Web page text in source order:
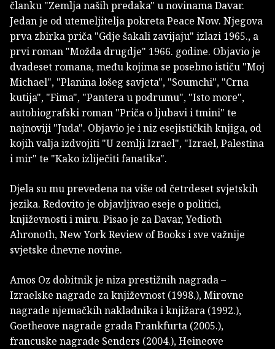
članku "Zemlja naših predaka" u novinama Davar.
Jedan je od utemeljitelja pokreta Peace Now. Njegova
prva zbirka priča "Gdje šakali zavijaju" izlazi 1965., a
prvi roman "Možda drugdje" 1966. godine. Objavio je
dvadeset romana, među kojima se posebno ističu "Moj
Michael", "Planina lošeg savjeta", "Soumchi", "Crna
kutija", "Fima", "Pantera u podrumu", "Isto more",
autobiografski roman "Priča o ljubavi i tmini" te
najnoviji "Juda". Objavio je i niz esejističkih knjiga, od
kojih valja izdvojiti "U zemlji Izrael", "Izrael, Palestina
i mir" te "Kako izliječiti fanatika".
Djela su mu prevedena na više od četrdeset svjetskih
jezika. Redovito je objavljivao eseje o politici,
književnosti i miru. Pisao je za Davar, Yedioth
Ahronoth, New York Review of Books i sve važnije
svjetske dnevne novine.
Amos Oz dobitnik je niza prestižnih nagrada –
Izraelske nagrade za književnost (1998.), Mirovne
nagrade njemačkih nakladnika i knjižara (1992.),
Goetheove nagrade grada Frankfurta (2005.),
francuske nagrade Senders (2004.), Heineove